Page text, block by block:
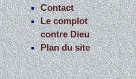
Contact
Le complot
contre Dieu
Plan du site